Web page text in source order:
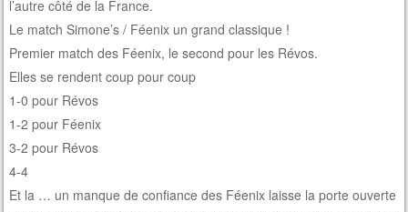
l’autre côté de la France.
Le match Simone’s / Féenix un grand classique !
Premier match des Féenix, le second pour les Révos.
Elles se rendent coup pour coup
1-0 pour Révos
1-2 pour Féenix
3-2 pour Révos
4-4
Et la … un manque de confiance des Féenix laisse la porte ouverte